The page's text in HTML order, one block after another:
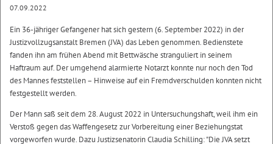
07.09.2022
Ein 36-jähriger Gefangener hat sich gestern (6. September 2022) in der
Justizvollzugsanstalt Bremen (JVA) das Leben genommen. Bedienstete
fanden ihn am frühen Abend mit Bettwäsche stranguliert in seinem
Haftraum auf. Der umgehend alarmierte Notarzt konnte nur noch den Tod
des Mannes feststellen – Hinweise auf ein Fremdverschulden konnten nicht
festgestellt werden.
Der Mann saß seit dem 28. August 2022 in Untersuchungshaft, weil ihm ein
Verstoß gegen das Waffengesetz zur Vorbereitung einer Beziehungstat
vorgeworfen wurde. Dazu Justizsenatorin Claudia Schilling: "Die JVA setzt